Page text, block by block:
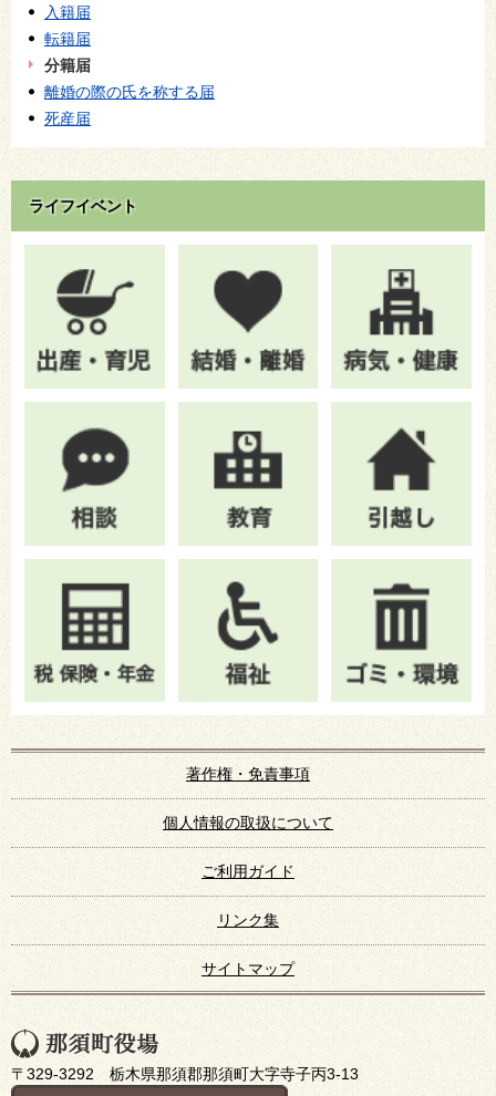
入籍届
転籍届
分籍届
離婚の際の氏を称する届
死産届
ライフイベント
著作権・免責事項
個人情報の取扱について
ご利用ガイド
リンク集
サイトマップ
〒329-3292 栃木県那須郡那須町大字寺子丙3-13